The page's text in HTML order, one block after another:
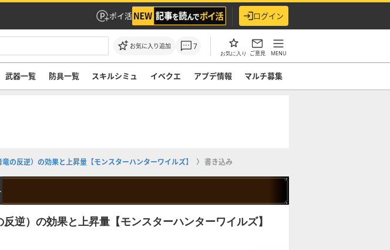
ポイ活 ログイン
お気に入り追加 7
お気に入り ご意見 MENU
武器一覧 防具一覧 スキルシミュ イベクエ アプデ情報 マルチ募集
の反逆）の効果と上昇量【モンスターハンターワイルズ】 書き込み
逆）の効果と上昇量【モンスターハンターワイルズ】